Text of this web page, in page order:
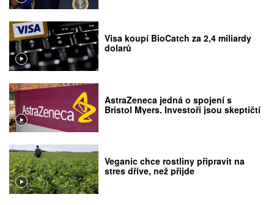
Visa koupí BioCatch za 2,4 miliardy
dolarů
AstraZeneca jedná o spojení s
Bristol Myers. Investoři jsou skeptičtí
Veganic chce rostliny připravit na
stres dříve, než přijde